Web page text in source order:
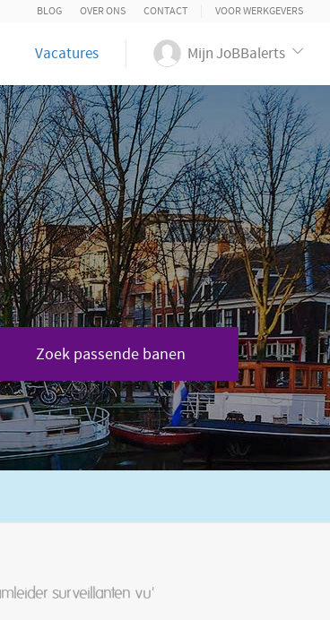
BLOG OVER ONS CONTACT VOOR WERKGEVERS
Vacatures Mijn JoBBalerts
Zoek passende banen
surveillanten vu'